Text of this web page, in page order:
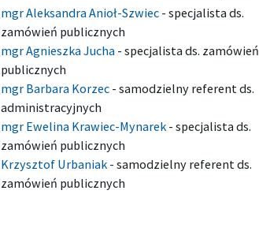
mgr Aleksandra Anioł-Szwiec - specjalista ds.
zamówień publicznych
mgr Agnieszka Jucha - specjalista ds. zamówień
publicznych
mgr Barbara Korzec - samodzielny referent ds.
administracyjnych
mgr Ewelina Krawiec-Mynarek - specjalista ds.
zamówień publicznych
Krzysztof Urbaniak - samodzielny referent ds.
zamówień publicznych